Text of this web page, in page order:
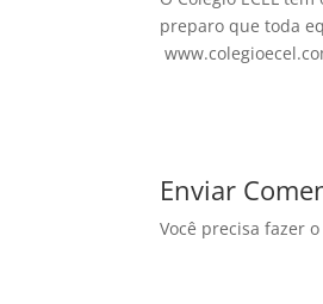
preparo que toda
Enviar
Você precisa fazer o